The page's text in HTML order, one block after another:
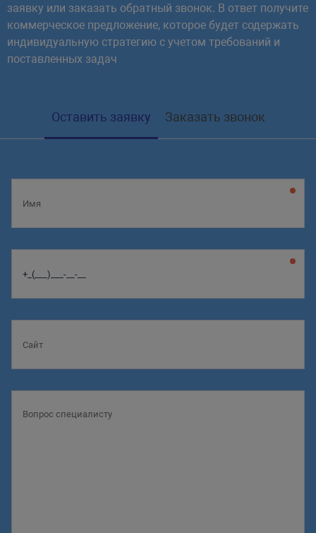
заявку или заказать обратный звонок. В ответ получите
коммерческое предложение, которое будет содержать
индивидуальную стратегию с учетом требований и
поставленных задач
Оставить заявку Заказать звонок